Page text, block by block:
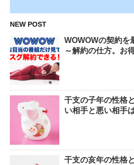
NEW POST
WOWOWの契約を
～解約の仕方。お
干支の子年の性格
い相手と悪い相手
干支の亥年の性格